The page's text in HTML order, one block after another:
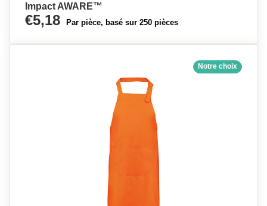
Impact AWARE™
€5,18 Par pièce, basé sur 250 pièces
Notre choix